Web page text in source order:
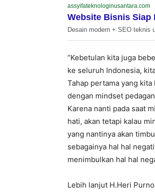
assyifateknologinusantara.com
Website Bisnis Siap
Desain modern + SEO teknis
“Kebetulan kita juga
ke seluruh Indonesia,
Tahap pertama yang
dengan mindset
Karena nanti pada saat
hati, akan tetapi kalau
yang nantinya akan
sebagainya hal hal
menimbulkan hal hal
Lebih lanjut H.Heri